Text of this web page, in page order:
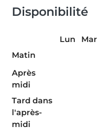
Disponibilité
Lun Mar
Matin
Après
midi
Tard dans
l'après-
midi